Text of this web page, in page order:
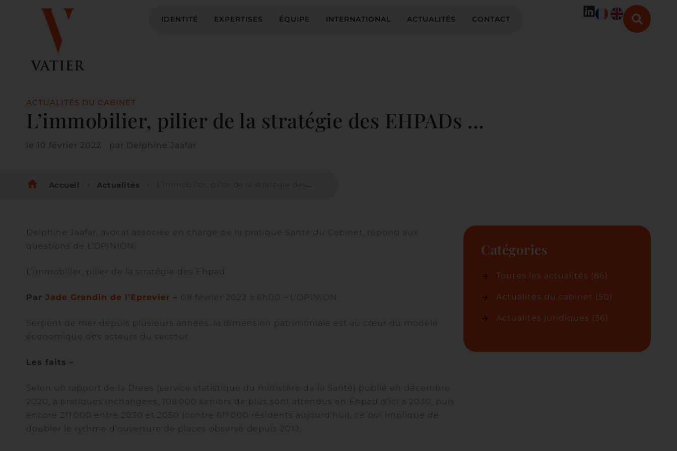
IDENTITÉ EXPERTISES ÉQUIPE INTERNATIONAL ACTUALITÉS CONTACT
ACTUALITÉS DU CABINET
L’immobilier, pilier de la stratégie des EHPADs …
le 10 février 2022 par Delphine Jaafar
home Accueil Actualités
Delphine Jaafar, avocat associée en charge de la pratique Santé du Cabinet, répond aux
questions de L’OPINION:
L’immobilier, pilier de la stratégie des Ehpad
Par Jade Grandin de l’Eprevier – 08 février 2022 à 6h00 – L’OPINION
Serpent de mer depuis plusieurs années, la dimension patrimoniale est au cœur du modèle
économique des acteurs du secteur.
Les faits –
Selon un rapport de la Drees (service statistique du ministère de la Santé) publié en décembre
2020, à pratiques inchangées, 108 000 seniors de plus sont attendus en Ehpad d’ici à 2030, puis
encore 211 000 entre 2030 et 2050 (contre 611 000 résidents aujourd’hui), ce qui implique de
doubler le rythme d’ouverture de places observé depuis 2012.
Catégories
Toutes les actualités (86)
Actualités du cabinet (50)
Actualités juridiques (36)